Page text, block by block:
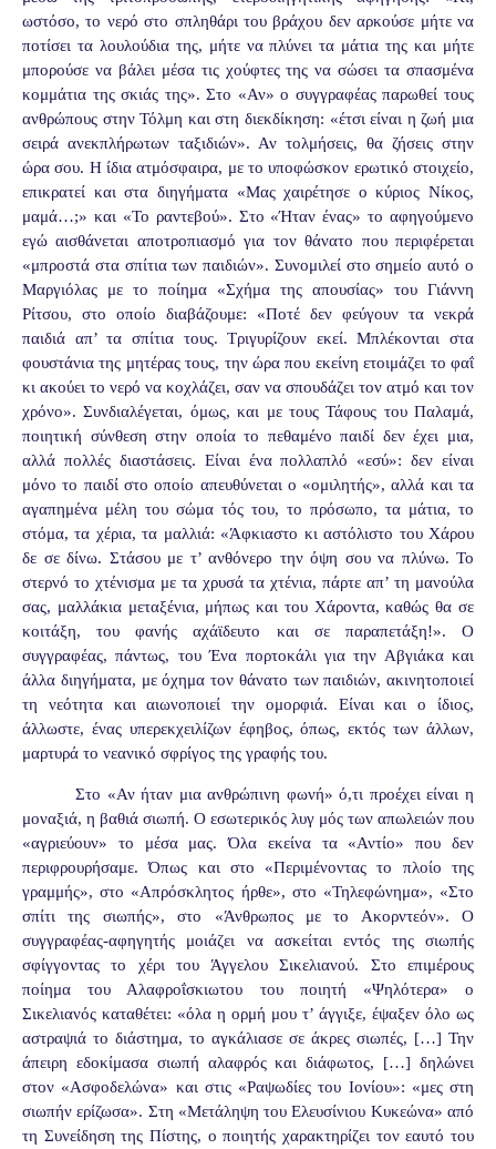
ωστόσο, το νερό στο σπληθάρι του βράχου δεν αρκούσε μήτε να
ποτίσει τα λουλούδια της, μήτε να πλύνει τα μάτια της και μήτε
μπορούσε να βάλει μέσα τις χούφτες της να σώσει τα σπασμένα
κομμάτια της σκιάς της». Στο «Αν» ο συγγραφέας παρωθεί τους
ανθρώπους στην Τόλμη και στη διεκδίκηση: «έτσι είναι η ζωή μια
σειρά ανεκπλήρωτων ταξιδιών». Αν τολμήσεις, θα ζήσεις στην
ώρα σου. Η ίδια ατμόσφαιρα, με το υποφώσκον ερωτικό στοιχείο,
επικρατεί και στα διηγήματα «Μας χαιρέτησε ο κύριος Νίκος,
μαμά…;» και «Το ραντεβού». Στο «Ήταν ένας» το αφηγούμενο
εγώ αισθάνεται αποτροπιασμό για τον θάνατο που περιφέρεται
«μπροστά στα σπίτια των παιδιών». Συνομιλεί στο σημείο αυτό ο
Μαργιόλας με το ποίημα «Σχήμα της απουσίας» του Γιάννη
Ρίτσου, στο οποίο διαβάζουμε: «Ποτέ δεν φεύγουν τα νεκρά
παιδιά απ’ τα σπίτια τους. Τριγυρίζουν εκεί. Μπλέκονται στα
φουστάνια της μητέρας τους, την ώρα που εκείνη ετοιμάζει το φαΐ
κι ακούει το νερό να κοχλάζει, σαν να σπουδάζει τον ατμό και τον
χρόνο». Συνδιαλέγεται, όμως, και με τους Τάφους του Παλαμά,
ποιητική σύνθεση στην οποία το πεθαμένο παιδί δεν έχει μια,
αλλά πολλές διαστάσεις. Είναι ένα πολλαπλό «εσύ»: δεν είναι
μόνο το παιδί στο οποίο απευθύνεται ο «ομιλητής», αλλά και τα
αγαπημένα μέλη του σώμα τός του, το πρόσωπο, τα μάτια, το
στόμα, τα χέρια, τα μαλλιά: «Άφκιαστο κι αστόλιστο του Χάρου
δε σε δίνω. Στάσου με τ’ ανθόνερο την όψη σου να πλύνω. Το
στερνό το χτένισμα με τα χρυσά τα χτένια, πάρτε απ’ τη μανούλα
σας, μαλλάκια μεταξένια, μήπως και του Χάροντα, καθώς θα σε
κοιτάξη, του φανής αχάϊδευτο και σε παραπετάξη!». Ο
συγγραφέας, πάντως, του Ένα πορτοκάλι για την Αβγιάκα και
άλλα διηγήματα, με όχημα τον θάνατο των παιδιών, ακινητοποιεί
τη νεότητα και αιωνοποιεί την ομορφιά. Είναι και ο ίδιος,
άλλωστε, ένας υπερεκχειλίζων έφηβος, όπως, εκτός των άλλων,
μαρτυρά το νεανικό σφρίγος της γραφής του.
Στο «Αν ήταν μια ανθρώπινη φωνή» ό,τι προέχει είναι η
μοναξιά, η βαθιά σιωπή. Ο εσωτερικός λυγ μός των απωλειών που
«αγριεύουν» το μέσα μας. Όλα εκείνα τα «Αντίο» που δεν
περιφρουρήσαμε. Όπως και στο «Περιμένοντας το πλοίο της
γραμμής», στο «Απρόσκλητος ήρθε», στο «Τηλεφώνημα», «Στο
σπίτι της σιωπής», στο «Άνθρωπος με το Ακορντεόν». Ο
συγγραφέας-αφηγητής μοιάζει να ασκείται εντός της σιωπής
σφίγγοντας το χέρι του Άγγελου Σικελιανού. Στο επιμέρους
ποίημα του Αλαφροΐσκιωτου του ποιητή «Ψηλότερα» ο
Σικελιανός καταθέτει: «όλα η ορμή μου τ’ άγγιξε, έψαξεν όλο ως
αστραψιά το διάστημα, το αγκάλιασε σε άκρες σιωπές, […] Την
άπειρη εδοκίμασα σιωπή αλαφρός και διάφωτος, […] δηλώνει
στον «Ασφοδελώνα» και στις «Ραψωδίες του Ιονίου»: «μες στη
σιωπήν ερίζωσα». Στη «Μετάληψη του Ελευσίνιου Κυκεώνα» από
τη Συνείδηση της Πίστης, ο ποιητής χαρακτηρίζει τον εαυτό του